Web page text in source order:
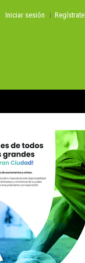
Iniciar sesión Regístrate